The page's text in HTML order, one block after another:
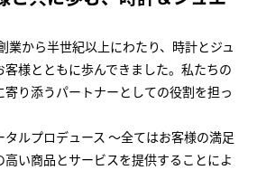
業から半世紀以上にわたり、時計とジュ
様とともに歩んできました。私たちの
り添うパートナーとしての役割を担っ
ルプロデュース ～全てはお客様の満足
い商品とサービスを提供することによ